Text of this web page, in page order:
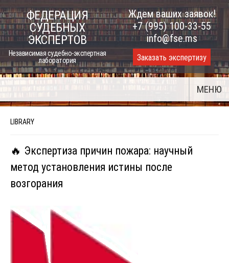
Skip
to
content
ФЕДЕРАЦИЯ
СУДЕБНЫХ
ЭКСПЕРТОВ
Независимая судебно-экспертная
лаборатория
Ждем ваших заявок!
+7 (995) 100-33-55
info@fse.ms
Заказать экспертизу
МЕНЮ
LIBRARY
🔥 Экспертиза причин пожара: научный
метод установления истины после
возгорания